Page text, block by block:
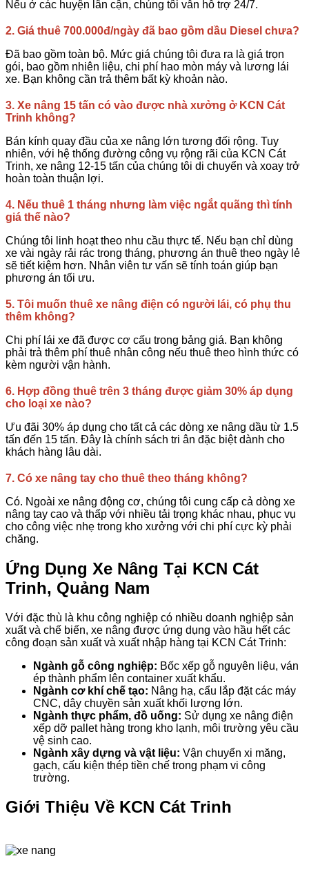
Nếu ở các huyện lân cận, chúng tôi vẫn hỗ trợ 24/7.
2. Giá thuê 700.000đ/ngày đã bao gồm dầu Diesel chưa?
Đã bao gồm toàn bộ. Mức giá chúng tôi đưa ra là giá trọn
gói, bao gồm nhiên liệu, chi phí hao mòn máy và lương lái
xe. Bạn không cần trả thêm bất kỳ khoản nào.
3. Xe nâng 15 tấn có vào được nhà xưởng ở KCN Cát
Trinh không?
Bán kính quay đầu của xe nâng lớn tương đối rộng. Tuy
nhiên, với hệ thống đường công vụ rộng rãi của KCN Cát
Trinh, xe nâng 12-15 tấn của chúng tôi di chuyển và xoay trở
hoàn toàn thuận lợi.
4. Nếu thuê 1 tháng nhưng làm việc ngắt quãng thì tính
giá thế nào?
Chúng tôi linh hoạt theo nhu cầu thực tế. Nếu bạn chỉ dùng
xe vài ngày rải rác trong tháng, phương án thuê theo ngày lẻ
sẽ tiết kiệm hơn. Nhân viên tư vấn sẽ tính toán giúp bạn
phương án tối ưu.
5. Tôi muốn thuê xe nâng điện có người lái, có phụ thu
thêm không?
Chi phí lái xe đã được cơ cấu trong bảng giá. Bạn không
phải trả thêm phí thuê nhân công nếu thuê theo hình thức có
kèm người vận hành.
6. Hợp đồng thuê trên 3 tháng được giảm 30% áp dụng
cho loại xe nào?
Ưu đãi 30% áp dụng cho tất cả các dòng xe nâng dầu từ 1.5
tấn đến 15 tấn. Đây là chính sách tri ân đặc biệt dành cho
khách hàng lâu dài.
7. Có xe nâng tay cho thuê theo tháng không?
Có. Ngoài xe nâng động cơ, chúng tôi cung cấp cả dòng xe
nâng tay cao và thấp với nhiều tải trọng khác nhau, phục vụ
cho công việc nhẹ trong kho xưởng với chi phí cực kỳ phải
chăng.
Ứng Dụng Xe Nâng Tại KCN Cát
Trinh, Quảng Nam
Với đặc thù là khu công nghiệp có nhiều doanh nghiệp sản
xuất và chế biến, xe nâng được ứng dụng vào hầu hết các
công đoạn sản xuất và xuất nhập hàng tại KCN Cát Trinh:
Ngành gỗ công nghiệp: Bốc xếp gỗ nguyên liệu, ván
ép thành phẩm lên container xuất khẩu.
Ngành cơ khí chế tạo: Nâng hạ, cẩu lắp đặt các máy
CNC, dây chuyền sản xuất khối lượng lớn.
Ngành thực phẩm, đồ uống: Sử dụng xe nâng điện
xếp dỡ pallet hàng trong kho lạnh, môi trường yêu cầu
vệ sinh cao.
Ngành xây dựng và vật liệu: Vận chuyển xi măng,
gạch, cấu kiện thép tiền chế trong phạm vi công
trường.
Giới Thiệu Về KCN Cát Trinh